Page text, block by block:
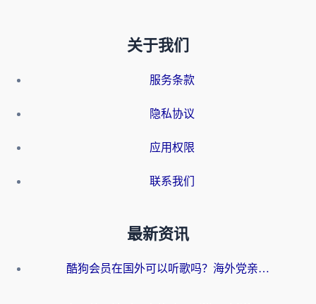
关于我们
服务条款
隐私协议
应用权限
联系我们
最新资讯
酷狗会员在国外可以听歌吗？海外党亲测有效：3步解决音乐权限难题